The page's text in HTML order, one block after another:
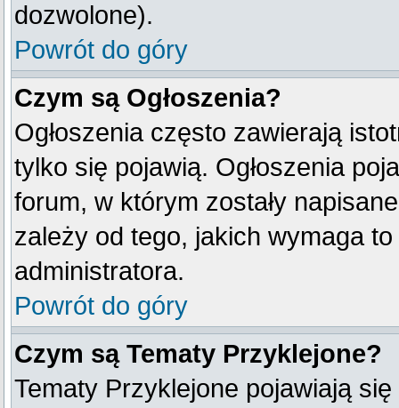
dozwolone).
Powrót do góry
Czym są Ogłoszenia?
Ogłoszenia często zawierają
tylko się pojawią. Ogłoszenia
forum, w którym zostały
zależy od tego, jakich wymaga
administratora.
Powrót do góry
Czym są Tematy Przyklejone?
Tematy Przyklejone pojawiają